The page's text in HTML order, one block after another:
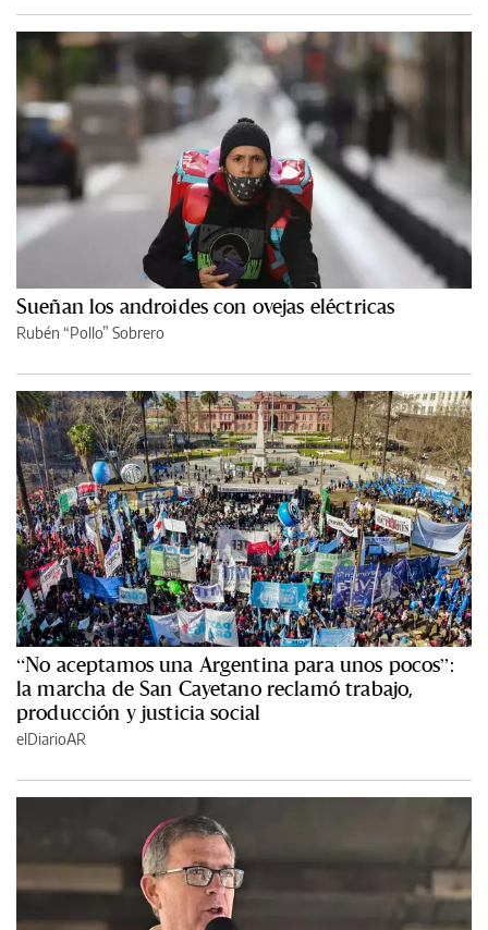
Sueñan los androides con ovejas eléctricas
Rubén “Pollo” Sobrero
“No aceptamos una Argentina para unos pocos”:
la marcha de San Cayetano reclamó trabajo,
producción y justicia social
elDiarioAR